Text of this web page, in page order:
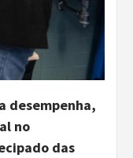
desempenha,
no
das